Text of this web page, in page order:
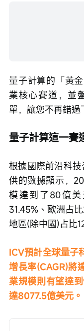
量子計算的「黃
業核心賽道，並
單，讓您不再錯過
量子計算這一賽
根據國際前沿科
供的數據顯示，
模達到了80億
31.45%、歐洲占
地區(除中國)占比
ICV預計全球量子
增長率(CAGR)將
業規模則有望達
達8077.5億美元。